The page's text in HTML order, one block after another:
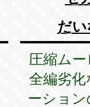
だ
圧縮ム
全編劣
ーショ